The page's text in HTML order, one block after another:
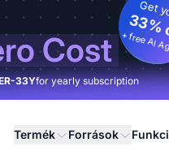
Cost
Get
33%
+ free AI
33Yfor yearly subscription
Termék Források